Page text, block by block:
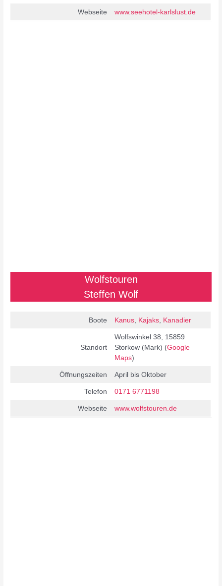
Webseite www.seehotel-karlslust.de
Wolfstouren
Steffen Wolf
Boote Kanus, Kajaks, Kanadier
Standort
Wolfswinkel 38, 15859
Storkow (Mark) (Google
Maps)
Öffnungszeiten April bis Oktober
Telefon 0171 6771198
Webseite www.wolfstouren.de